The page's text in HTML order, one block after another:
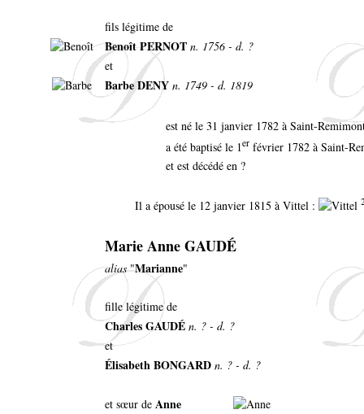
fils légitime de
Benoît PERNOT n. 1756 - d. ?
et
Barbe DENY n. 1749 - d. 1819
est né le 31 janvier 1782 à Saint-
a été baptisé le 1er février 1782 à Saint-
et est décédé en ?
Il a épousé le 12 janvier 1815 à Vittel :
Marie Anne GAUDÉ
alias"Marianne"
fille légitime de
Charles GAUDÉ n. ? - d. ?
et
Élisabeth BONGARD n. ? - d. ?
et sœur de Anne